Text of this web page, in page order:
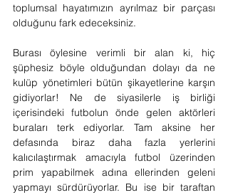
toplumsal hayatımızın ayrılmaz bir parçası
olduğunu fark edeceksiniz.
Burası öylesine verimli bir alan ki, hiç
şüphesiz böyle olduğundan dolayı da ne
kulüp yönetimleri bütün şikayetlerine karşın
gidiyorlar! Ne de siyasilerle iş birliği
içerisindeki futbolun önde gelen aktörleri
buraları terk ediyorlar. Tam aksine her
defasında biraz daha fazla yerlerini
kalıcılaştırmak amacıyla futbol üzerinden
prim yapabilmek adına ellerinden geleni
yapmayı sürdürüyorlar. Bu ise bir taraftan